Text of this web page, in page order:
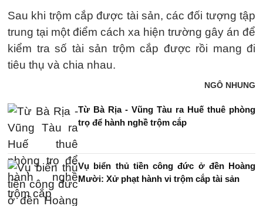
Sau khi trộm cắp được tài sản, các đối tượng tập
trung tại một điểm cách xa hiện trường gây án để
kiểm tra số tài sản trộm cắp được rồi mang đi
tiêu thụ và chia nhau.
NGÔ NHUNG
Từ Bà Rịa - Vũng Tàu ra Huế thuê phòng
trọ để hành nghề trộm cắp
Vụ biển thủ tiền công đức ở đền Hoàng
Mười: Xử phạt hành vi trộm cắp tài sản